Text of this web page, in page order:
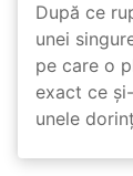
După ce
unei
pe care o
exact ce
unele